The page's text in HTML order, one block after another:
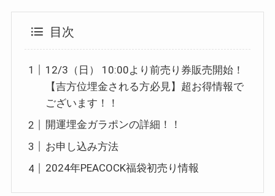
目次
12/3（日） 10:00より前売り券販売開始！
【吉方位埋金される方必見】超お得情報で
ございます！！
開運埋金ガラポンの詳細！！
お申し込み方法
2024年PEACOCK福袋初売り情報